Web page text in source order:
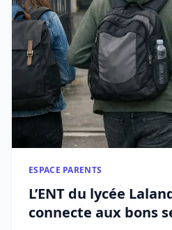
ESPACE PARENTS
L’ENT du lycée
connecte aux bons